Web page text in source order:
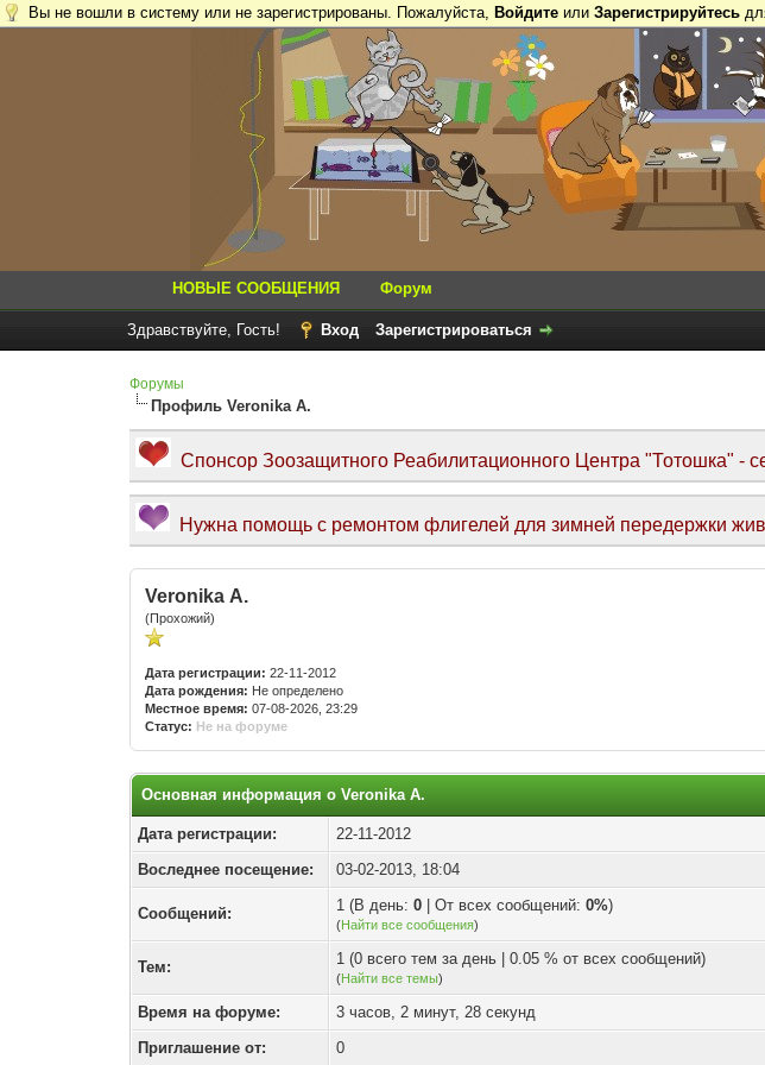
Вы не вошли в систему или не зарегистрированы. Пожалуйста, Войдите или Зарегистрируйтесь
НОВЫЕ СООБЩЕНИЯ Форум
Здравствуйте, Гость! Вход Зарегистрироваться
Форумы
Профиль Veronika A.
Спонсор Зоозащитного Реабилитационного Центра "Тотошка" -
Нужна помощь с ремонтом флигелей для зимней передержки
Veronika A.
(Прохожий)
Дата регистрации: 22-11-2012
Дата рождения: Не определено
Местное время: 07-08-2026, 23:29
Статус: Не на форуме
Основная информация о Veronika A.
Дата регистрации:
22-11-2012
Воследнее посещение:
03-02-2013, 18:04
Сообщений: 1 (В день:0 | От всех сообщений:0%)
(Найти все сообщения)
Тем: 1 (0 всего тем за день | 0.05 % от всех сообщений)
(Найти все темы)
Время на форуме:
3 часов, 2 минут, 28 секунд
Приглашение от:
0